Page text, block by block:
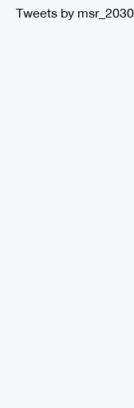
Tweets by msr_2030